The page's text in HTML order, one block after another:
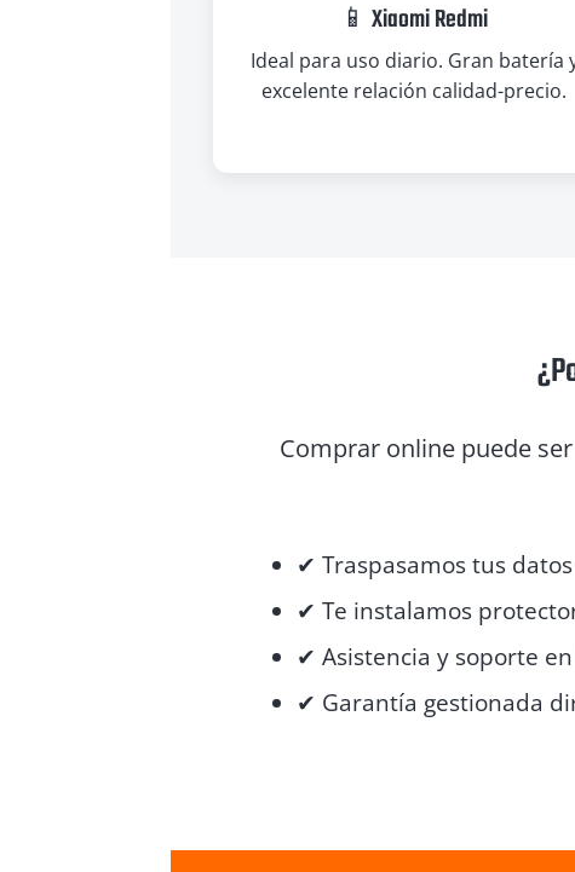
📱 Xiaomi Redmi
Ideal para uso diario. Gran batería
excelente relación calidad-precio.
Comprar online puede
✔ Traspasamos tus
✔ Te instalamos
✔ Asistencia y soporte
✔ Garantía gestionada